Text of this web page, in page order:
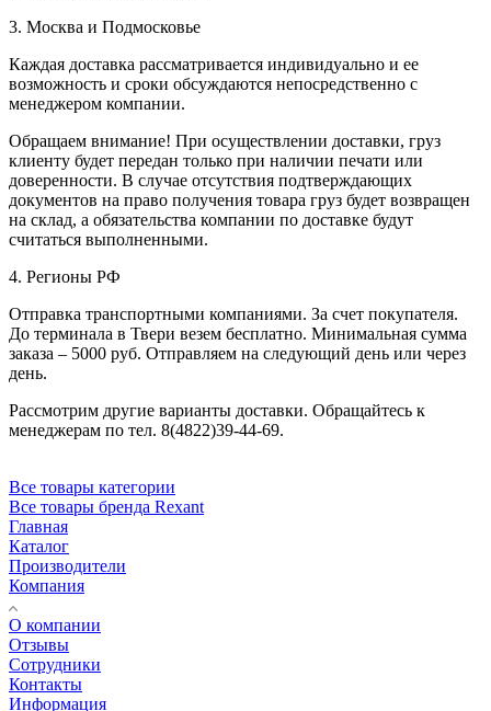
3. Москва и Подмосковье
Каждая доставка рассматривается индивидуально и ее
возможность и сроки обсуждаются непосредственно с
менеджером компании.
Обращаем внимание! При осуществлении доставки, груз
клиенту будет передан только при наличии печати или
доверенности. В случае отсутствия подтверждающих
документов на право получения товара груз будет возвращен
на склад, а обязательства компании по доставке будут
считаться выполненными.
4. Регионы РФ
Отправка транспортными компаниями. За счет покупателя.
До терминала в Твери везем бесплатно. Минимальная сумма
заказа – 5000 руб. Отправляем на следующий день или через
день.
Рассмотрим другие варианты доставки. Обращайтесь к
менеджерам по тел. 8(4822)39-44-69.
Все товары категории
Все товары бренда Rexant
Главная
Каталог
Производители
Компания
О компании
Отзывы
Сотрудники
Контакты
Информация